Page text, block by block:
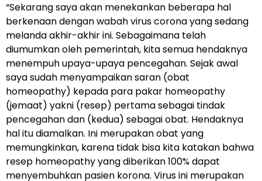
“Sekarang saya akan menekankan beberapa hal
berkenaan dengan wabah virus corona yang sedang
melanda akhir-akhir ini. Sebagaimana telah
diumumkan oleh pemerintah, kita semua hendaknya
menempuh upaya-upaya pencegahan. Sejak awal
saya sudah menyampaikan saran (obat
homeopathy) kepada para pakar homeopathy
(jemaat) yakni (resep) pertama sebagai tindak
pencegahan dan (kedua) sebagai obat. Hendaknya
hal itu diamalkan. Ini merupakan obat yang
memungkinkan, karena tidak bisa kita katakan bahwa
resep homeopathy yang diberikan 100% dapat
menyembuhkan pasien korona. Virus ini merupakan